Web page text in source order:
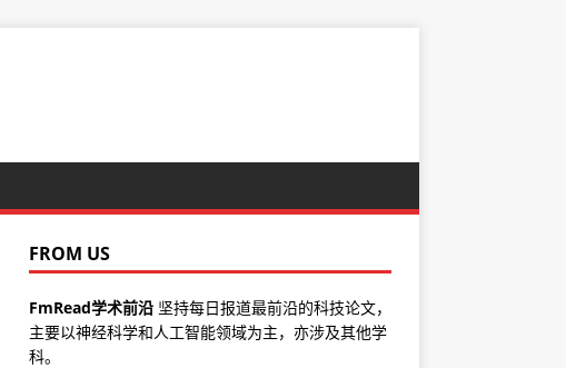
FROM US
FmRead学术前沿坚持每日报道最前沿的科技论文，
主要以神经科学和人工智能领域为主，亦涉及其他学
科。